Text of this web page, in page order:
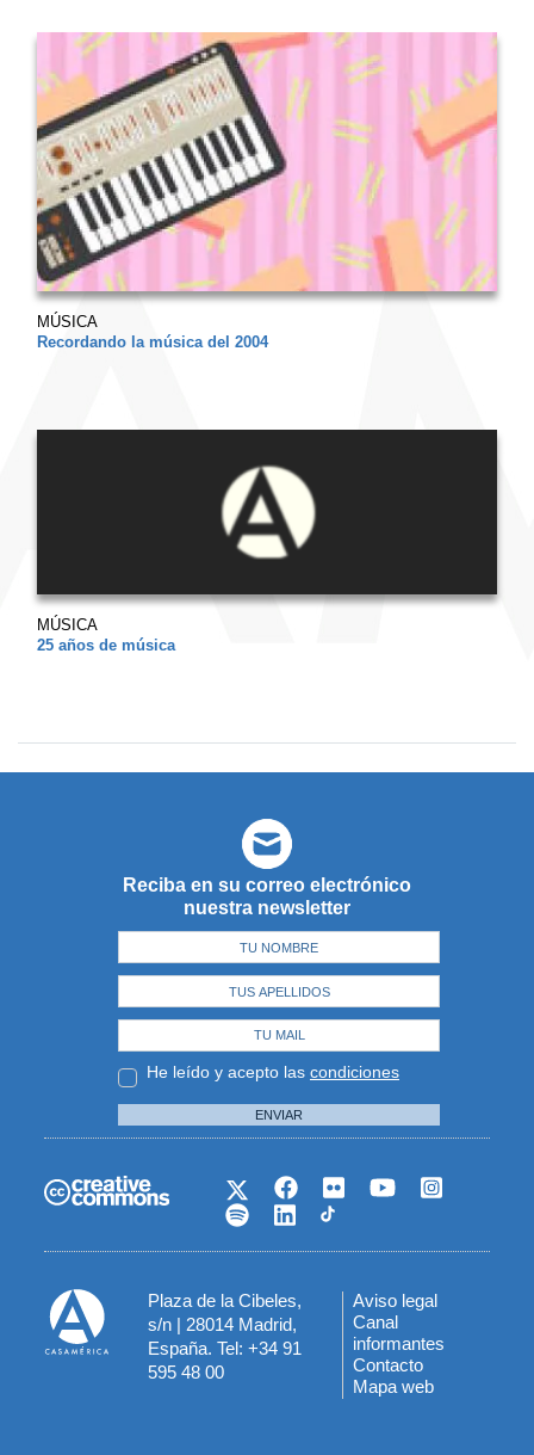
MÚSICA
Recordando la música del 2004
MÚSICA
25 años de música
Reciba en su correo electrónico
nuestra newsletter
He leído y acepto las condiciones
ENVIAR
Plaza de la Cibeles,
s/n | 28014 Madrid,
España. Tel: +34 91
595 48 00
Menú
del
pie
Aviso legal
Canal
informantes
Contacto
Mapa web